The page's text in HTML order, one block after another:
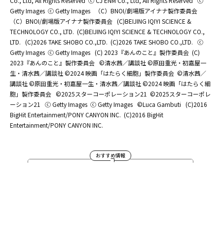
Getty Images ⓒ Getty Images
（C）BNOI/劇場版アイナナ製作委員会
（C）BNOI/劇場版アイナナ製作委員会 (C)BEIJING IQIYI SCIENCE &
TECHNOLOGY CO., LTD. (C)BEIJING IQIYI SCIENCE & TECHNOLOGY CO.,
LTD. (C)2026 TAKE SHOBO CO.,LTD. (C)2026 TAKE SHOBO CO.,LTD. ⓒ
Getty Images ⓒ Getty Images (C) 2023『あんのこと』製作委員会 (C)
2023『あんのこと』製作委員会 ©清水茜／講談社 ©原田重光・初嘉屋一
生・清水茜／講談社 ©2024 映画「はたらく細胞」製作委員会 ©清水茜／
講談社 ©原田重光・初嘉屋一生・清水茜／講談社 ©2024 映画「はたらく細
胞」製作委員会 ©2025スターコーポレーション21 ©2025スターコーポレ
ーション21
ⓒ Getty Images ⓒ Getty Images ©Luca Gambuti (C)2016
BigHit Entertainment/PONY CANYON INC. (C)2016 BigHit
Entertainment/PONY CANYON INC.
おすすめ情報